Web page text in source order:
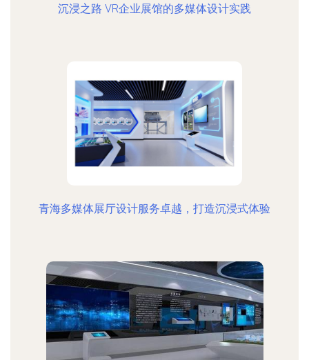
沉浸之路 VR企业展馆的多媒体设计实践
青海多媒体展厅设计服务卓越，打造沉浸式体验